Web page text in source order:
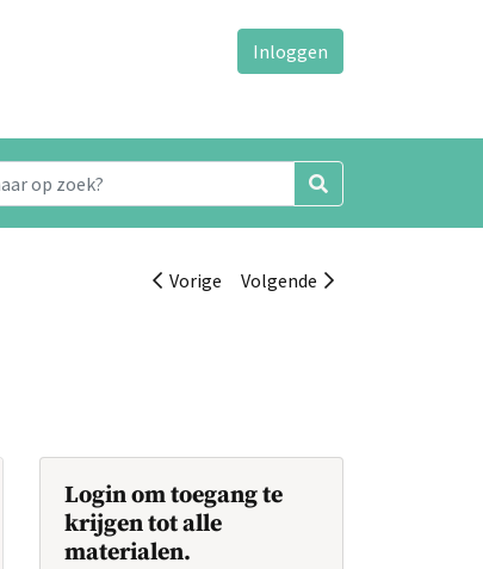
Inloggen
Vorige Volgende
Login om toegang te
krijgen tot alle
materialen.